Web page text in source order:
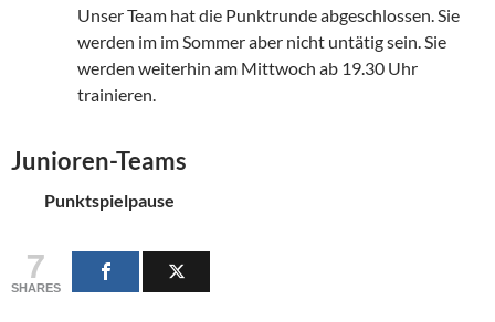
Unser Team hat die Punktrunde abgeschlossen. Sie
werden im im Sommer aber nicht untätig sein. Sie
werden weiterhin am Mittwoch ab 19.30 Uhr
trainieren.
Junioren-Teams
Punktspielpause
7
SHARES